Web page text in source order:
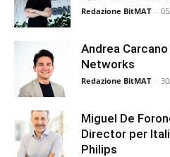
Redazione BitMAT -
Andrea
Networks
Redazione BitMAT -
Miguel De
Director per
Philips